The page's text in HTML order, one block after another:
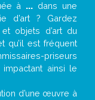
à ... dans une
d’art ? Gardez
objets d’art du
qu’il est fréquent
priseurs
impactant ainsi le
d’une œuvre à